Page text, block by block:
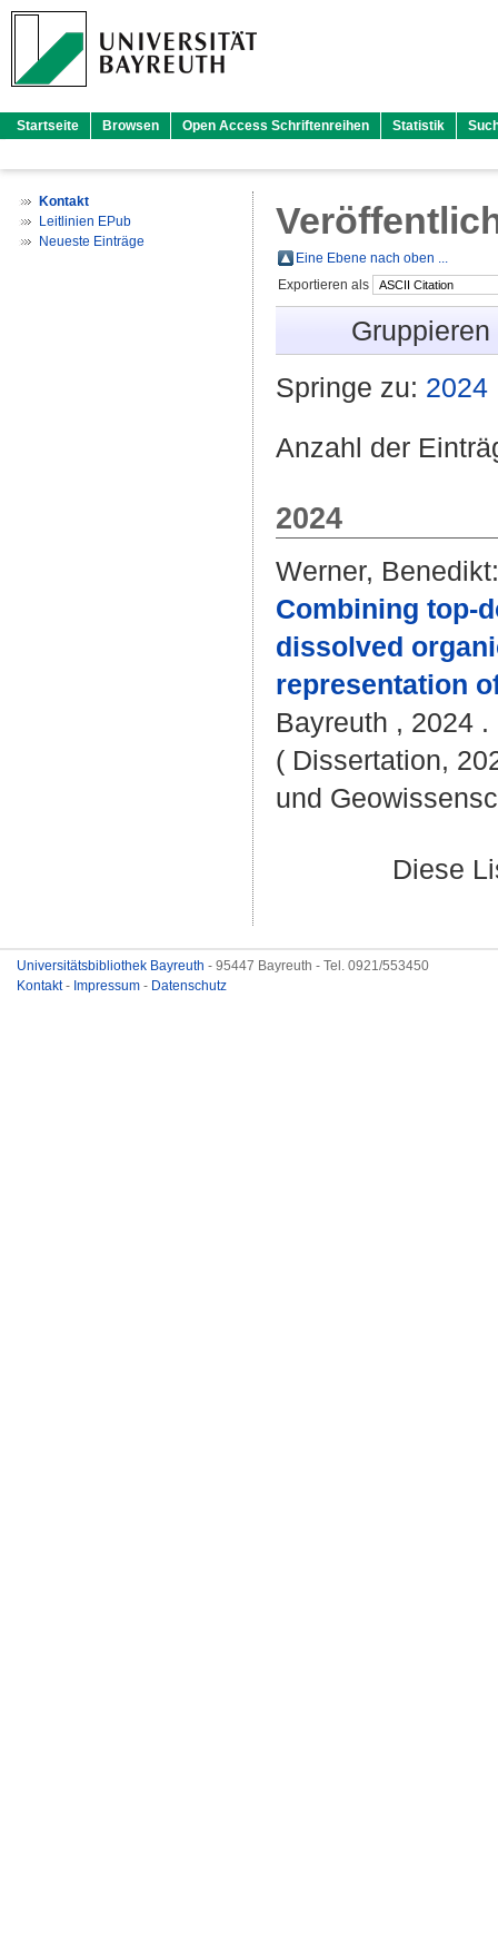
Startseite Browsen Open Access Schriftenreihen Statistik
Kontakt
Leitlinien EPub
Neueste Einträge
Eine Ebene nach oben ...
Exportieren als
Springe zu: 2024
Anzahl der
2024
Werner, Benedikt:
Combining top-
dissolved
representation
Bayreuth , 2024
( Dissertation,
und
Diese
Universitätsbibliothek Bayreuth - 95447 Bayreuth - Tel. 0921/553450
Kontakt- Impressum - Datenschutz